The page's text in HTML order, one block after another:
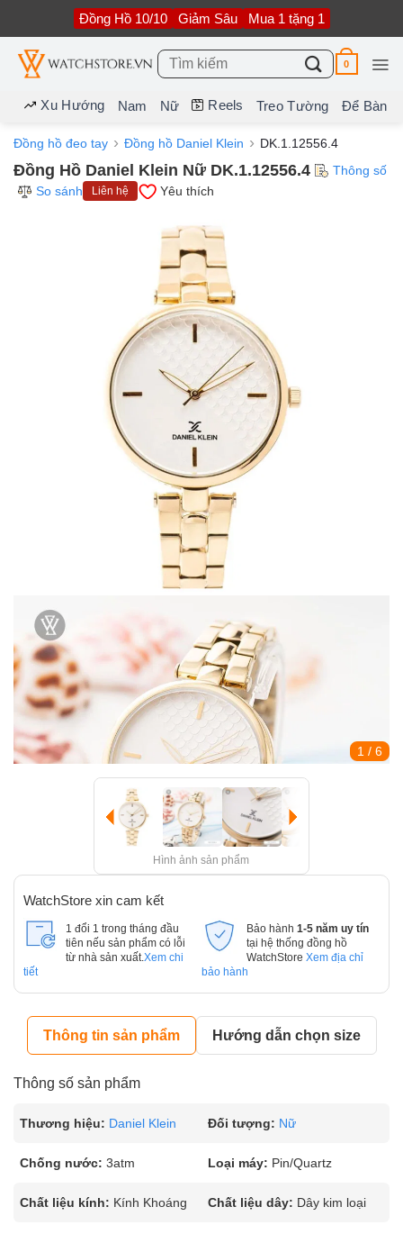
nội
dung
Đồng Hồ 10/10 Giảm Sâu Mua 1 tặng 1
Tìm
kiếm:
0
Xu Hướng Nam Nữ Reels Treo Tường Để Bàn
Đồng hồ đeo tay Đồng hồ Daniel Klein DK.1.12556.4
Đồng Hồ Daniel Klein Nữ DK.1.12556.4
Thông số
So sánh
Liên hệ Yêu thích
1 / 6
Hình ảnh sản phẩm
WatchStore xin cam kết
1 đổi 1 trong tháng đầu
tiên nếu sản phẩm có lỗi
từ nhà sản xuất. Xem chi
tiết
Bảo hành 1-5 năm uy tín
tại hệ thống đồng hồ
WatchStore Xem địa chỉ
bảo hành
Thông tin sản phẩm Hướng dẫn chọn size
Thông số sản phẩm
Thương hiệu: Daniel Klein Đối tượng: Nữ
Chống nước: 3atm Loại máy: Pin/Quartz
Chất liệu kính: Kính Khoáng Chất liệu dây: Dây kim loại